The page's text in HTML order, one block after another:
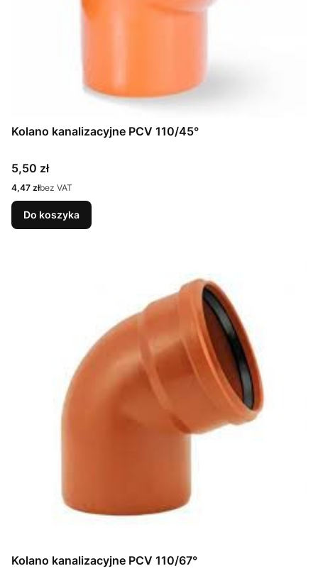
Kolano kanalizacyjne PCV 110/45°
Cena
5,50 zł
Cena
4,47 złbez VAT
Do koszyka
Kolano kanalizacyjne PCV 110/67°